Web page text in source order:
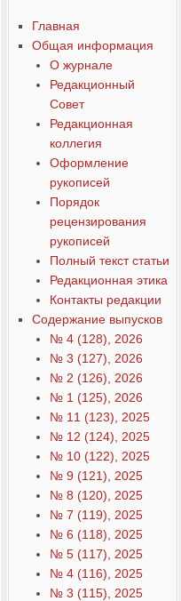
Главная
Общая информация
О журнале
Редакционный
Совет
Редакционная
коллегия
Оформление
рукописей
Порядок
рецензирования
рукописей
Полный текст статьи
Редакционная этика
Контакты редакции
Содержание выпусков
№ 4 (128), 2026
№ 3 (127), 2026
№ 2 (126), 2026
№ 1 (125), 2026
№ 11 (123), 2025
№ 12 (124), 2025
№ 10 (122), 2025
№ 9 (121), 2025
№ 8 (120), 2025
№ 7 (119), 2025
№ 6 (118), 2025
№ 5 (117), 2025
№ 4 (116), 2025
№ 3 (115), 2025